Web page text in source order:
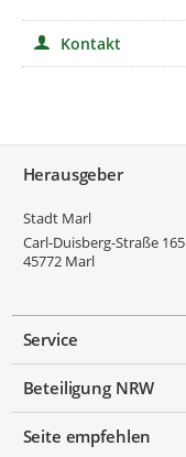
Kontakt
Herausgeber
Stadt Marl
Carl-Duisberg-Straße 165
45772 Marl
Service
Beteiligung NRW
Seite empfehlen